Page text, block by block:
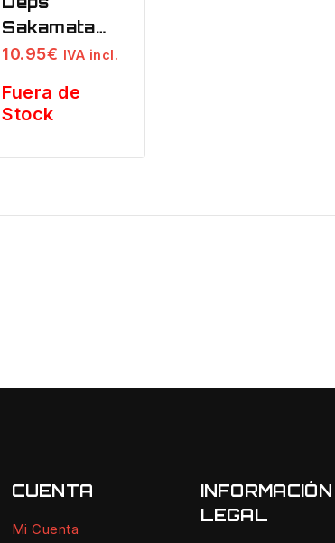
Sakamata
Shad 5″
Clear/Silver
10.95€ IVA incl.
Fuera de
Stock
CUENTA
Mi Cuenta
INFORMACIÓN
LEGAL